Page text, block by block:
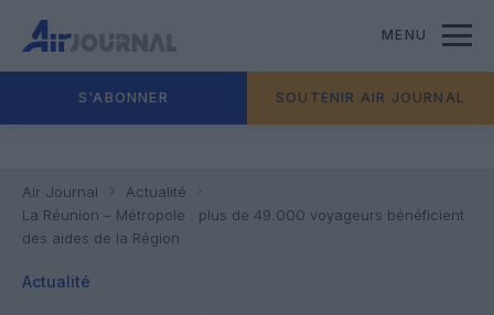
MENU
S'ABONNER SOUTENIR AIR JOURNAL
Air Journal
Actualité
La Réunion – Métropole : plus de 49.000 voyageurs bénéficient
des aides de la Région
Actualité